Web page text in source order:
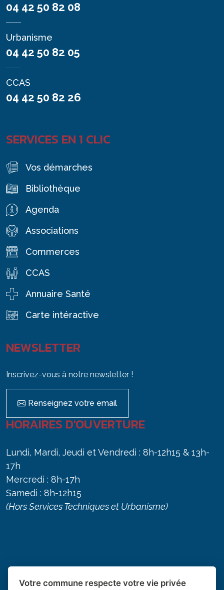
04 42 50 82 08
Urbanisme
04 42 50 82 05
CCAS
04 42 50 82 26
SERVICES EN 1 CLIC
Vos démarches
Bibliothèque
Agenda
Associations
Commerces
CCAS
Annuaire Santé
Carte intéractive
NEWSLETTER
Inscrivez-vous à notre newsletter !
Renseignez votre email
HORAIRES D'OUVERTURE
Lundi, Mardi, Jeudi et Vendredi : 8h-12h15 & 13h-
17h
Mercredi : 8h-17h
Samedi : 8h-12h15
(Hors Services Techniques et Urbanisme)
Votre commune respecte votre vie privée